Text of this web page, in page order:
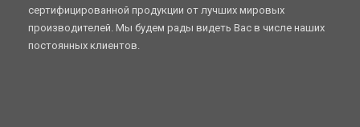
сертифицированной продукции от лучших мировых
производителей. Мы будем рады видеть Вас в числе наших
постоянных клиентов.